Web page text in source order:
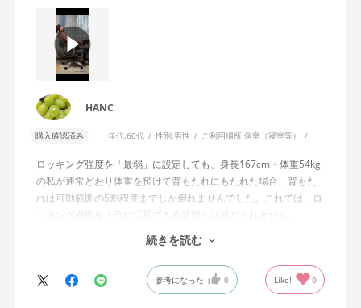
HANC
購入確認済み 年代:60代 性別:男性 ご利用場所:個室（寝室等）
ロッキング強度を「最弱」に設定しても、身長167cm・体重54kg
の私が通常どおり体重を預けて背もたれにもたれた場合、背もた
れは可動範囲の5割程度までしか倒れませんでした。これでは、ロ
ッキング機能を十分に活用できる状態とは感じられません。
私は勤務先で約11年間、同シリーズのWizard2を使用していま
す。Wizard2にもロッキング強度調整機能が備わっており、最弱に
設定した場合は、通常どおり体重を預けることで背もたれは可動
続きを読む
参考になった 0 Like! 0